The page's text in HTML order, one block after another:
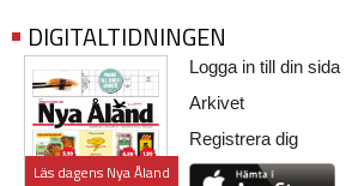
DIGITALTIDNINGEN
Läs dagens Nya Åland
Logga in till din sida
Arkivet
Registrera dig